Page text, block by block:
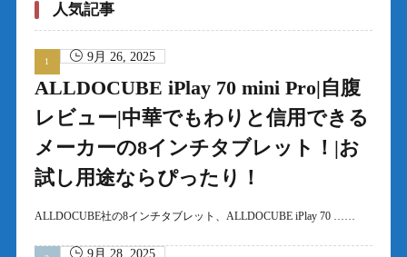
人気記事
9月 26, 2025
ALLDOCUBE iPlay 70 mini Pro|自腹
レビュー|中華でもわりと信用できる
メーカーの8インチタブレット！|お
試し用途ならぴったり！
ALLDOCUBE社の8インチタブレット、ALLDOCUBE iPlay 70 ……
9月 28, 2025